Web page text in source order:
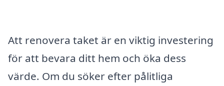
Att renovera taket är en viktig investering
för att bevara ditt hem och öka dess
värde. Om du söker efter pålitliga